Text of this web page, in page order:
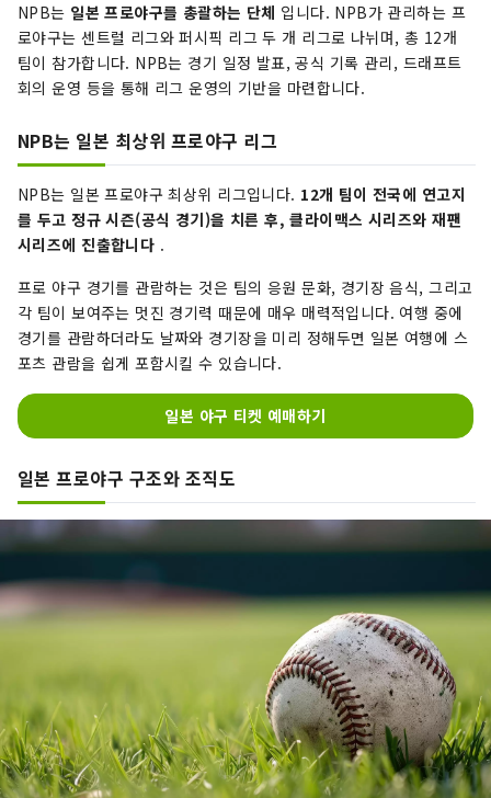
NPB는 일본 프로야구를 총괄하는 단체 입니다. NPB가 관리하는 프
로야구는 센트럴 리그와 퍼시픽 리그 두 개 리그로 나뉘며, 총 12개
팀이 참가합니다. NPB는 경기 일정 발표, 공식 기록 관리, 드래프트
회의 운영 등을 통해 리그 운영의 기반을 마련합니다.
NPB는 일본 최상위 프로야구 리그
NPB는 일본 프로야구 최상위 리그입니다. 12개 팀이 전국에 연고지
를 두고 정규 시즌(공식 경기)을 치른 후, 클라이맥스 시리즈와 재팬
시리즈에 진출합니다 .
프로 야구 경기를 관람하는 것은 팀의 응원 문화, 경기장 음식, 그리고
각 팀이 보여주는 멋진 경기력 때문에 매우 매력적입니다. 여행 중에
경기를 관람하더라도 날짜와 경기장을 미리 정해두면 일본 여행에 스
포츠 관람을 쉽게 포함시킬 수 있습니다.
일본 야구 티켓 예매하기
일본 프로야구 구조와 조직도